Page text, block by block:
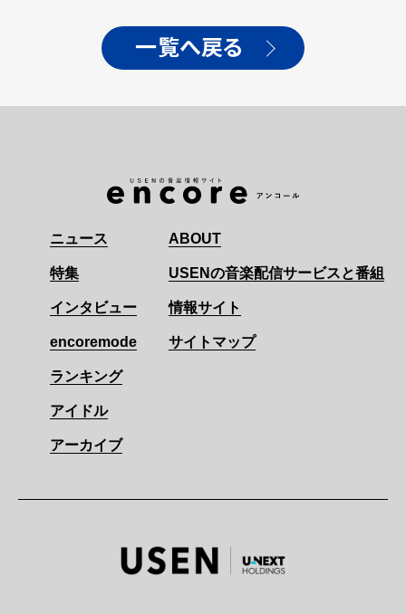
一覧へ戻る
ニュース
特集
インタビュー
encoremode
ランキング
アイドル
アーカイブ
ABOUT
USENの音楽配信サービスと番組
情報サイト
サイトマップ